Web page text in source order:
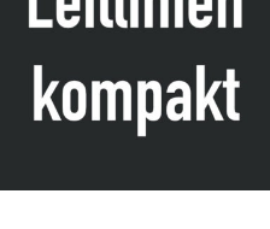
in Adult Patients in the
Departments“ der IFEM
Gastrointestinal Bleeding in the
unexplained events (BRUE) in